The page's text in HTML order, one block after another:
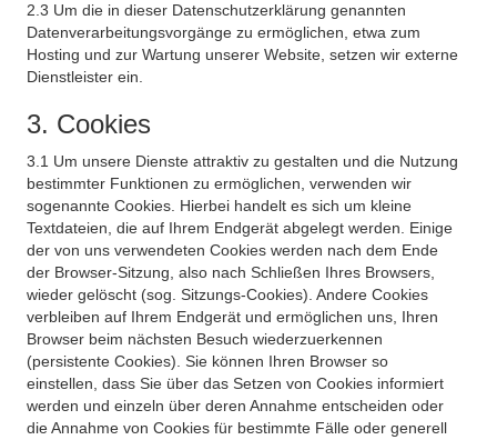
2.3 Um die in dieser Datenschutzerklärung genannten
Datenverarbeitungsvorgänge zu ermöglichen, etwa zum
Hosting und zur Wartung unserer Website, setzen wir externe
Dienstleister ein.
3. Cookies
3.1 Um unsere Dienste attraktiv zu gestalten und die Nutzung
bestimmter Funktionen zu ermöglichen, verwenden wir
sogenannte Cookies. Hierbei handelt es sich um kleine
Textdateien, die auf Ihrem Endgerät abgelegt werden. Einige
der von uns verwendeten Cookies werden nach dem Ende
der Browser-Sitzung, also nach Schließen Ihres Browsers,
wieder gelöscht (sog. Sitzungs-Cookies). Andere Cookies
verbleiben auf Ihrem Endgerät und ermöglichen uns, Ihren
Browser beim nächsten Besuch wiederzuerkennen
(persistente Cookies). Sie können Ihren Browser so
einstellen, dass Sie über das Setzen von Cookies informiert
werden und einzeln über deren Annahme entscheiden oder
die Annahme von Cookies für bestimmte Fälle oder generell